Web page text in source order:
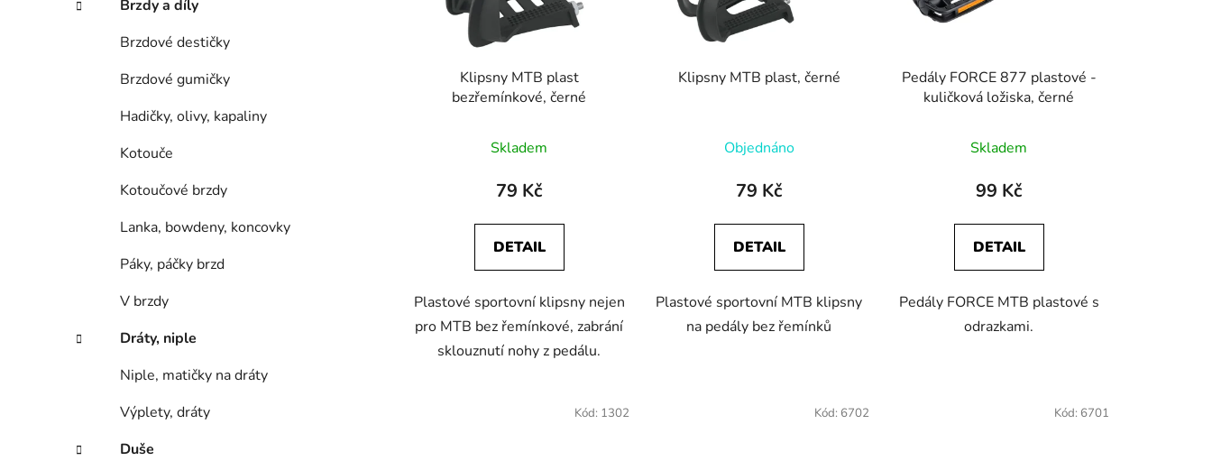
Brzdy a díly
Brzdové destičky
Brzdové gumičky
Hadičky, olivy, kapaliny
Kotouče
Kotoučové brzdy
Lanka, bowdeny, koncovky
Páky, páčky brzd
V brzdy
Dráty, niple
Niple, matičky na dráty
Výplety, dráty
Duše
d
k
t
Klipsny MTB plast
bezřemínkové, černé
Skladem
79 Kč
DETAIL
Plastové sportovní klipsny nejen
pro MTB bez řemínkové, zabrání
sklouznutí nohy z pedálu.
Klipsny MTB plast, černé
Objednáno
79 Kč
DETAIL
Plastové sportovní MTB klipsny
na pedály bez řemínků
Pedály FORCE 877 plastové -
kuličková ložiska, černé
Skladem
99 Kč
DETAIL
Pedály FORCE MTB plastové s
odrazkami.
Kód: 1302 Kód: 6702 Kód: 6701